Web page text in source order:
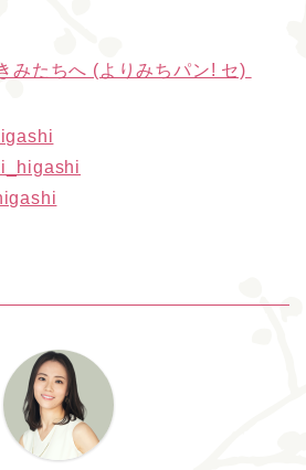
みたちへ (よりみちパン! セ)